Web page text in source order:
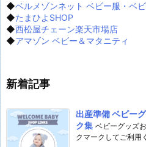
◆ベルメゾンネット ベビー服・ベ
◆たまひよSHOP
◆西松屋チェーン楽天市場店
◆アマゾン ベビー＆マタニティ
新着記事
出産準備 ベビー
ク集 ベビーグッズ
クマークしてご利用